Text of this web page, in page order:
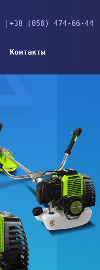
+38 (050) 474-66-44
Контакты